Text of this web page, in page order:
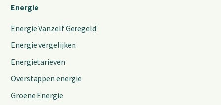
Energie
Energie Vanzelf Geregeld
Energie vergelijken
Energietarieven
Overstappen energie
Groene Energie